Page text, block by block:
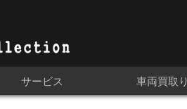
サービス 車両買取り